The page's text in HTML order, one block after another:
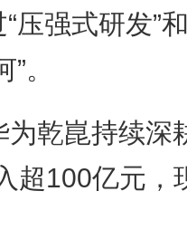
压强式研发”
。
为乾崑持续深
超100亿元，